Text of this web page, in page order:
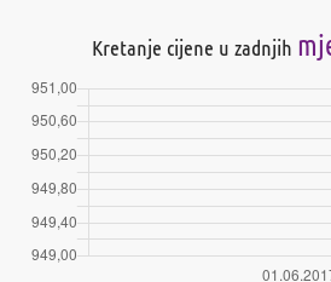
Kretanje cijene u zadnjih